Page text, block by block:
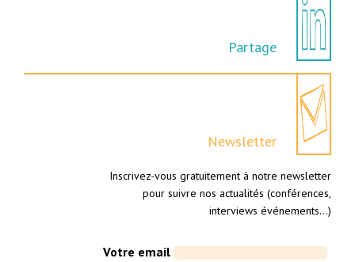
Partage
Newsletter
Inscrivez-vous gratuitement à notre newsletter
pour suivre nos actualités (conférences,
interviews événements…)
Votre email